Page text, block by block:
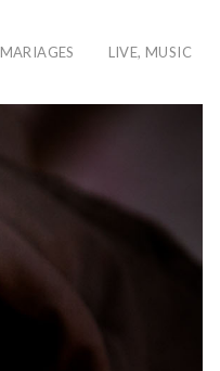
MARIAGES LIVE, MUSIC